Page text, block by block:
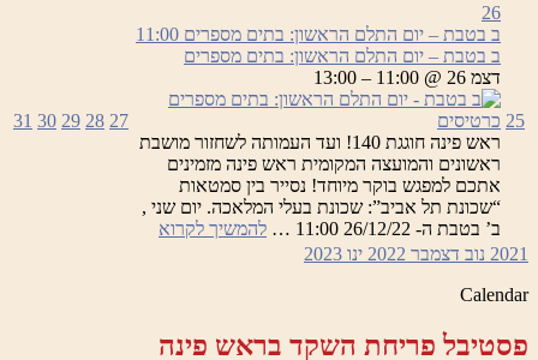
25
26
ב בטבת – יום התלם הראשון: בתים מספרים 11:00
ב בטבת – יום התלם הראשון: בתים מספרים
דצמ 26 @ 11:00 – 13:00
כרטיסים
ראש פינה חוגגת 140! ועד העמותה לשחזור מושבת
ראשונים והמועצה המקומית ראש פינה מזמינים
אתכם למפגש בוקר מיוחד! נסייר בין סמטאות
“שכונת תל אביב”: שכונת בעלי המלאכה. יום שני ,
ב’ בטבת ה- 26/12/22 11:00 …
להמשיך לקרוא
27
28
29
30
31
2021 נוב דצמבר 2022 ינו 2023
Calendar
פסטיבל פריחת השקד בראש פינה